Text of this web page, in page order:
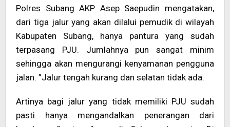
Polres Subang AKP Asep Saepudin mengatakan,
dari tiga jalur yang akan dilalui pemudik di wilayah
Kabupaten Subang, hanya pantura yang sudah
terpasang PJU. Jumlahnya pun sangat minim
sehingga akan mengurangi kenyamanan pengguna
jalan. ”Jalur tengah kurang dan selatan tidak ada.
Artinya bagi jalur yang tidak memiliki PJU sudah
pasti hanya mengandalkan penerangan dari